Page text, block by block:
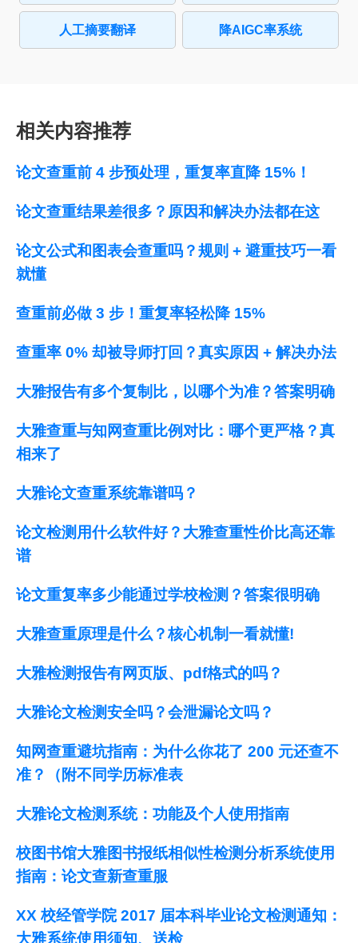
人工摘要翻译 降AIGC率系统
相关内容推荐
论文查重前 4 步预处理，重复率直降 15%！
论文查重结果差很多？原因和解决办法都在这
论文公式和图表会查重吗？规则 + 避重技巧一看
就懂
查重前必做 3 步！重复率轻松降 15%
查重率 0% 却被导师打回？真实原因 + 解决办法
大雅报告有多个复制比，以哪个为准？答案明确
大雅查重与知网查重比例对比：哪个更严格？真
相来了
大雅论文查重系统靠谱吗？
论文检测用什么软件好？大雅查重性价比高还靠
谱
论文重复率多少能通过学校检测？答案很明确
大雅查重原理是什么？核心机制一看就懂!
大雅检测报告有网页版、pdf格式的吗？
大雅论文检测安全吗？会泄漏论文吗？
知网查重避坑指南：为什么你花了 200 元还查不
准？（附不同学历标准表
大雅论文检测系统：功能及个人使用指南
校图书馆大雅图书报纸相似性检测分析系统使用
指南：论文查新查重服
XX 校经管学院 2017 届本科毕业论文检测通知：
大雅系统使用须知、送检